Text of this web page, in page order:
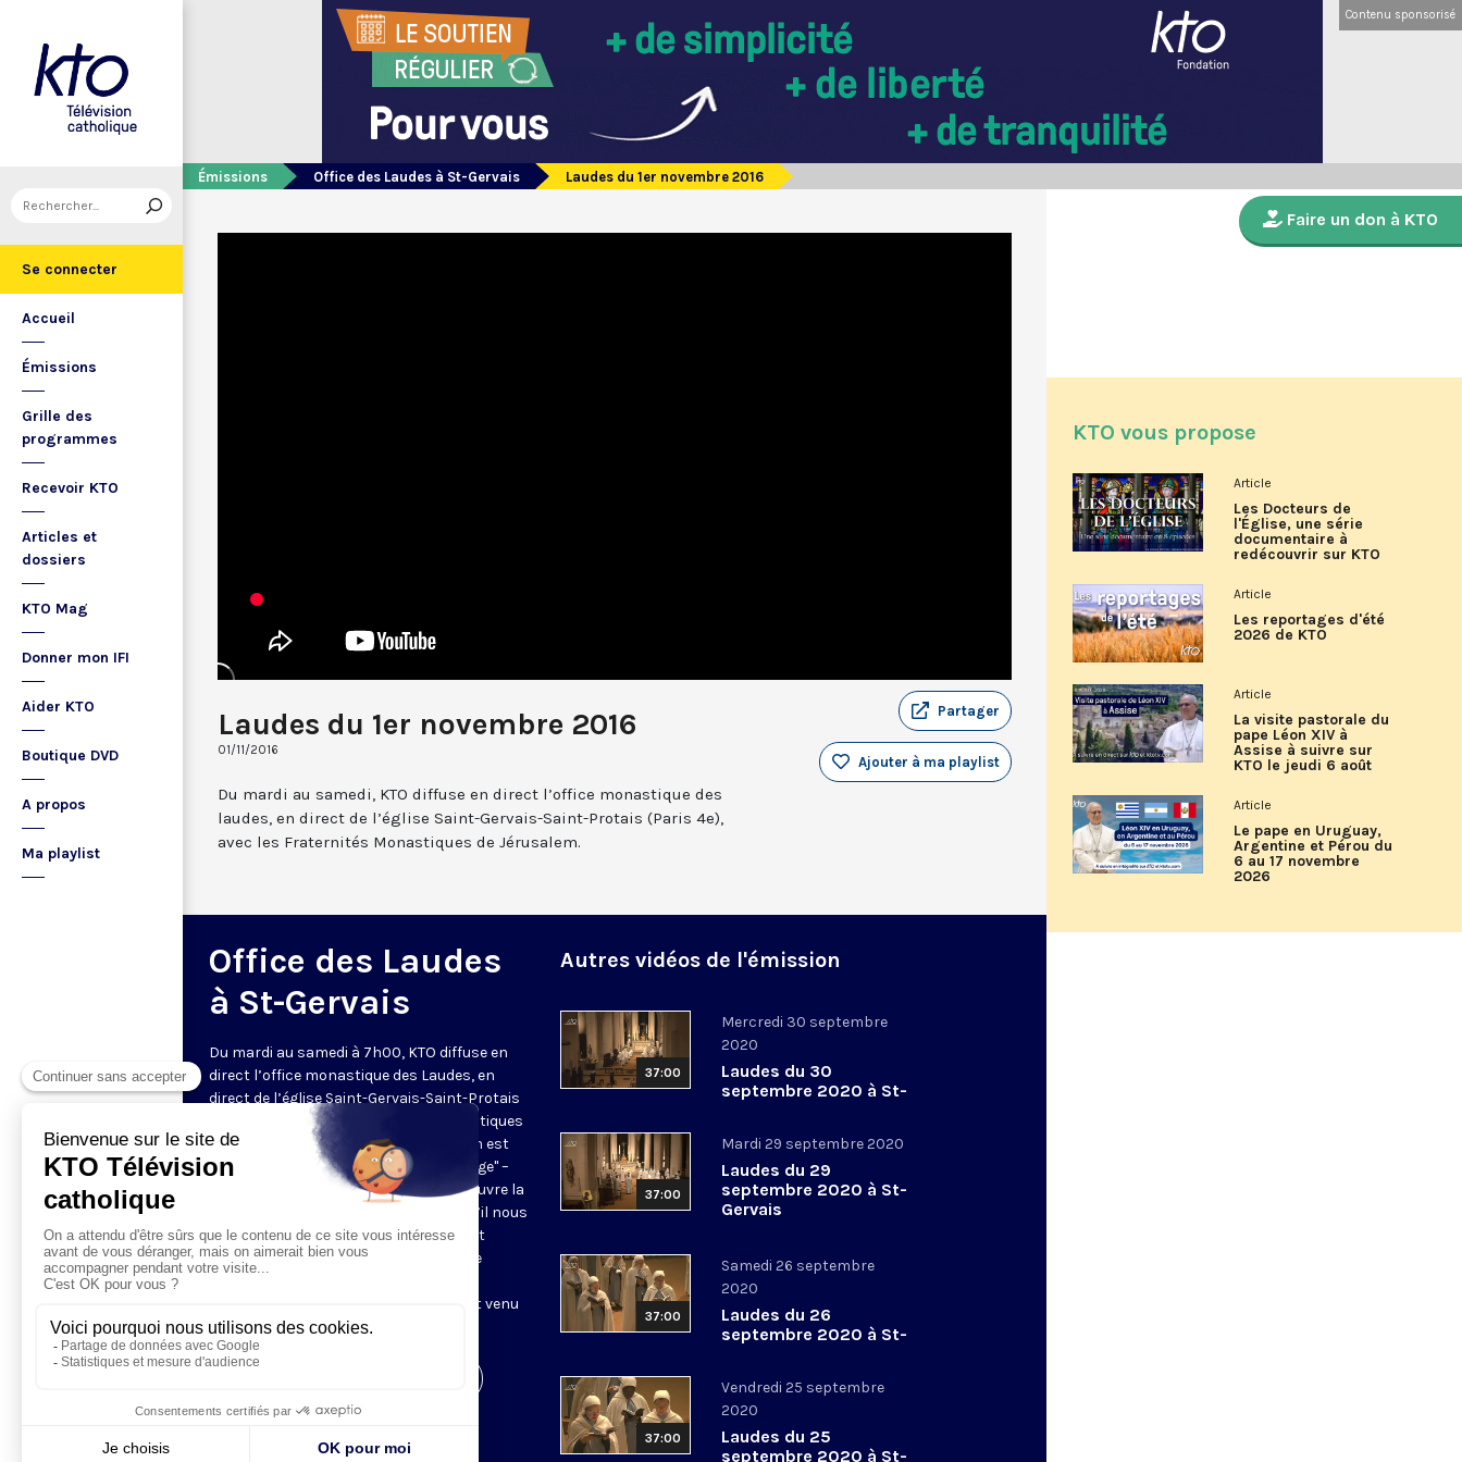
Se connecter
Accueil
Émissions
Grille des
programmes
Recevoir KTO
Articles et
dossiers
KTO Mag
Donner mon IFI
Aider KTO
Boutique DVD
A propos
Ma playlist
Contenu sponsorisé
Émissions Office des Laudes à St-Gervais Laudes du 1er novembre 2016
Laudes du 1er novembre 2016
01/11/2016
Partager
Ajouter à ma playlist
Du mardi au samedi, KTO diffuse en direct l’office monastique des
laudes, en direct de l’église Saint-Gervais-Saint-Protais (Paris 4e),
avec les Fraternités Monastiques de Jérusalem.
Office des Laudes
à St-Gervais
Du mardi au samedi à 7h00, KTO diffuse en
direct l’office monastique des Laudes, en
direct de l’église Saint-Gervais-Saint-Protais
(Paris IVe), avec les Fraternités Monastiques
de Jérusalem. Les Laudes – dont le nom est
dérivé du terme latin qui signifie "louange" –
sont d’abord la prière de louange qui ouvre la
journée pour remercier Dieu du don qu’il nous
fait de ce jour nouveau, et le placer tout
entier sous son regard. Mais son heure
Résurrection du Seigneur, "soleil levant venu
nous visiter" (Lc 1,28).
Autres vidéos de l'émission
37:00
Mercredi 30 septembre
2020
Laudes du 30
septembre 2020 à St-
37:00
Mardi 29 septembre 2020
Laudes du 29
septembre 2020 à St-
Gervais
37:00
Samedi 26 septembre
2020
Laudes du 26
septembre 2020 à St-
37:00
Vendredi 25 septembre
2020
Laudes du 25
septembre 2020 à St-
Faire un don à KTO
KTO vous propose
Article
Les Docteurs de
l'Église, une série
documentaire à
redécouvrir sur KTO
Article
Les reportages d'été
2026 de KTO
Article
La visite pastorale du
pape Léon XIV à
Assise à suivre sur
KTO le jeudi 6 août
Article
Le pape en Uruguay,
Argentine et Pérou du
6 au 17 novembre
2026